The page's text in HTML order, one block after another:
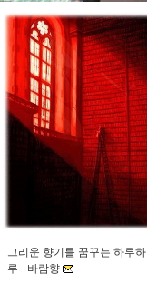
그리운 향기를 꿈꾸는 하루하
루 - 바람향